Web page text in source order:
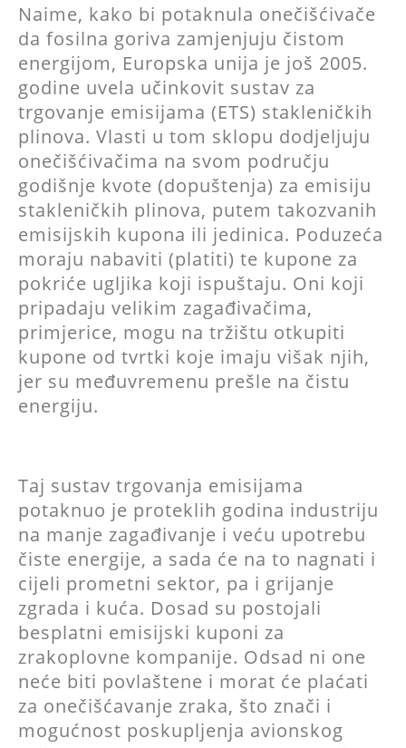
Naime, kako bi potaknula onečišćivače
da fosilna goriva zamjenjuju čistom
energijom, Europska unija je još 2005.
godine uvela učinkovit sustav za
trgovanje emisijama (ETS) stakleničkih
plinova. Vlasti u tom sklopu dodjeljuju
onečišćivačima na svom području
godišnje kvote (dopuštenja) za emisiju
stakleničkih plinova, putem takozvanih
emisijskih kupona ili jedinica. Poduzeća
moraju nabaviti (platiti) te kupone za
pokriće ugljika koji ispuštaju. Oni koji
pripadaju velikim zagađivačima,
primjerice, mogu na tržištu otkupiti
kupone od tvrtki koje imaju višak njih,
jer su međuvremenu prešle na čistu
energiju.
Taj sustav trgovanja emisijama
potaknuo je proteklih godina industriju
na manje zagađivanje i veću upotrebu
čiste energije, a sada će na to nagnati i
cijeli prometni sektor, pa i grijanje
zgrada i kuća. Dosad su postojali
besplatni emisijski kuponi za
zrakoplovne kompanije. Odsad ni one
neće biti povlaštene i morat će plaćati
za onečišćavanje zraka, što znači i
mogućnost poskupljenja avionskog